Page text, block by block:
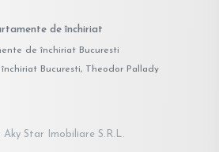
de închiriat
de închiriat Bucuresti
Bucuresti, Theodor Pallady
Aky Star Imobiliare S.R.L.